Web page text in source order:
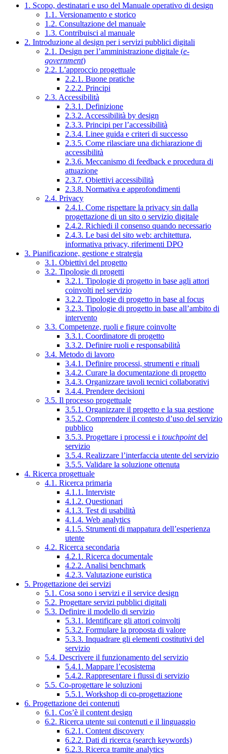
1. Scopo, destinatari e uso del Manuale operativo di design
1.1. Versionamento e storico
1.2. Consultazione del manuale
1.3. Contribuisci al manuale
2. Introduzione al design per i servizi pubblici digitali
2.1. Design per l’amministrazione digitale (e-
government)
2.2. L’approccio progettuale
2.2.1. Buone pratiche
2.2.2. Principi
2.3. Accessibilità
2.3.1. Definizione
2.3.2. Accessibilità by design
2.3.3. Principi per l’accessibilità
2.3.4. Linee guida e criteri di successo
2.3.5. Come rilasciare una dichiarazione di
accessibilità
2.3.6. Meccanismo di feedback e procedura di
attuazione
2.3.7. Obiettivi accessibilità
2.3.8. Normativa e approfondimenti
2.4. Privacy
2.4.1. Come rispettare la privacy sin dalla
progettazione di un sito o servizio digitale
2.4.2. Richiedi il consenso quando necessario
2.4.3. Le basi del sito web: architettura,
informativa privacy, riferimenti DPO
3. Pianificazione, gestione e strategia
3.1. Obiettivi del progetto
3.2. Tipologie di progetti
3.2.1. Tipologie di progetto in base agli attori
coinvolti nel servizio
3.2.2. Tipologie di progetto in base al focus
3.2.3. Tipologie di progetto in base all’ambito di
intervento
3.3. Competenze, ruoli e figure coinvolte
3.3.1. Coordinatore di progetto
3.3.2. Definire ruoli e responsabilità
3.4. Metodo di lavoro
3.4.1. Definire processi, strumenti e rituali
3.4.2. Curare la documentazione di progetto
3.4.3. Organizzare tavoli tecnici collaborativi
3.4.4. Prendere decisioni
3.5. Il processo progettuale
3.5.1. Organizzare il progetto e la sua gestione
3.5.2. Comprendere il contesto d’uso del servizio
pubblico
3.5.3. Progettare i processi e i touchpointdel
servizio
3.5.4. Realizzare l’interfaccia utente del servizio
3.5.5. Validare la soluzione ottenuta
4. Ricerca progettuale
4.1. Ricerca primaria
4.1.1. Interviste
4.1.2. Questionari
4.1.3. Test di usabilità
4.1.4. Web analytics
4.1.5. Strumenti di mappatura dell’esperienza
utente
4.2. Ricerca secondaria
4.2.1. Ricerca documentale
4.2.2. Analisi benchmark
4.2.3. Valutazione euristica
5. Progettazione dei servizi
5.1. Cosa sono i servizi e il service design
5.2. Progettare servizi pubblici digitali
5.3. Definire il modello di servizio
5.3.1. Identificare gli attori coinvolti
5.3.2. Formulare la proposta di valore
5.3.3. Inquadrare gli elementi costitutivi del
servizio
5.4. Descrivere il funzionamento del servizio
5.4.1. Mappare l’ecosistema
5.4.2. Rappresentare i flussi di servizio
5.5. Co-progettare le soluzioni
5.5.1. Workshop di co-progettazione
6. Progettazione dei contenuti
6.1. Cos’è il content design
6.2. Ricerca utente sui contenuti e il linguaggio
6.2.1. Content discovery
6.2.2. Dati di ricerca (search keywords)
6.2.3. Ricerca tramite analytics